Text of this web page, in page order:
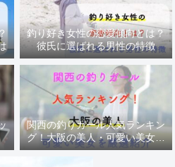
釣り好き女性の恋愛傾向とは？
彼氏に選ばれる男性の特徴
関西の釣りガール人気ランキン
グ！大阪の美人・可愛い美女を
厳選紹介